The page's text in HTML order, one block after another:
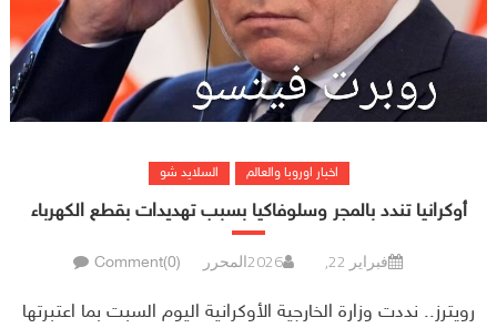
اخبار اوروبا والعالم السلايد شو
أوكرانيا تندد بالمجر وسلوفاكيا بسبب تهديدات بقطع الكهرباء
فبراير 22, 2026 المحرر Comment(0)
رويترز.. نددت وزارة الخارجية الأوكرانية اليوم السبت بما اعتبرتها